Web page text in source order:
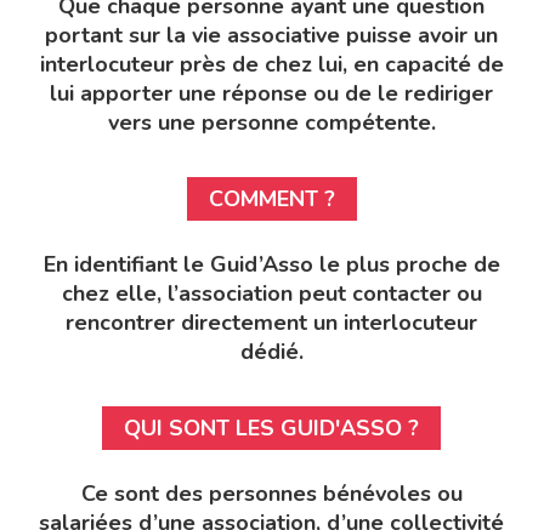
Que chaque personne ayant une question
portant sur la vie associative puisse avoir un
interlocuteur près de chez lui, en capacité de
lui apporter une réponse ou de le rediriger
vers une personne compétente.
COMMENT ?
En identifiant le Guid’Asso le plus proche de
chez elle, l’association peut contacter ou
rencontrer directement un interlocuteur
dédié.
QUI SONT LES GUID'ASSO ?
Ce sont des personnes bénévoles ou
salariées d’une association, d’une collectivité